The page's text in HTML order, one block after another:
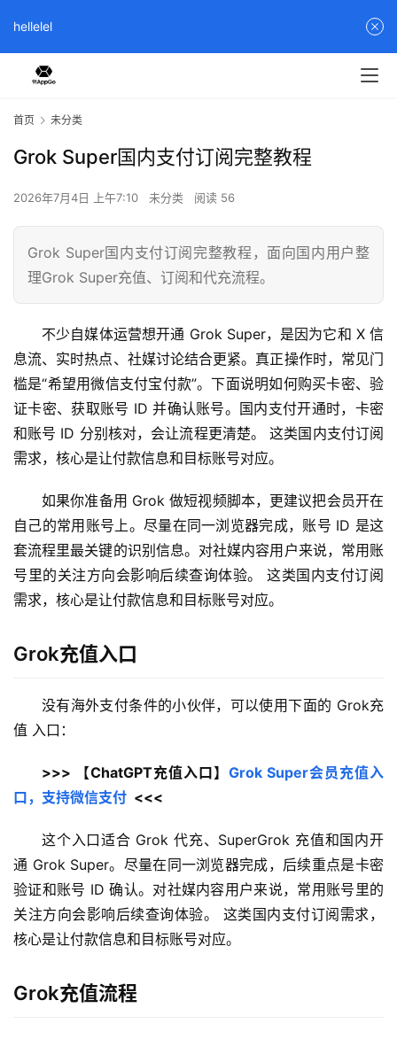
首页 未分类
Grok Super国内支付订阅完整教程
2026年7月4日 上午7:10 未分类 阅读 56
Grok Super国内支付订阅完整教程，面向国内用户整
理Grok Super充值、订阅和代充流程。
不少自媒体运营想开通 Grok Super，是因为它和 X 信
息流、实时热点、社媒讨论结合更紧。真正操作时，常见门
槛是“希望用微信支付宝付款”。下面说明如何购买卡密、验
证卡密、获取账号 ID 并确认账号。国内支付开通时，卡密
和账号 ID 分别核对，会让流程更清楚。 这类国内支付订阅
需求，核心是让付款信息和目标账号对应。
如果你准备用 Grok 做短视频脚本，更建议把会员开在
自己的常用账号上。尽量在同一浏览器完成，账号 ID 是这
套流程里最关键的识别信息。对社媒内容用户来说，常用账
号里的关注方向会影响后续查询体验。 这类国内支付订阅
需求，核心是让付款信息和目标账号对应。
Grok充值入口
没有海外支付条件的小伙伴，可以使用下面的 Grok充
值 入口：
>>> 【ChatGPT充值入口】 Grok Super会员充值入
口，支持微信支付
  <<<
这个入口适合 Grok 代充、SuperGrok 充值和国内开
通 Grok Super。尽量在同一浏览器完成，后续重点是卡密
验证和账号 ID 确认。对社媒内容用户来说，常用账号里的
关注方向会影响后续查询体验。 这类国内支付订阅需求，
核心是让付款信息和目标账号对应。
Grok充值流程
hellelel